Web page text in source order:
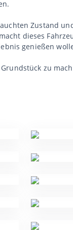
Zustand
dieses
genießen
zu